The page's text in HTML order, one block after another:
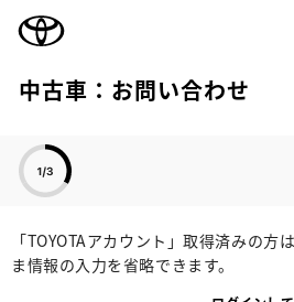
中古車：お問い合わせ
「TOYOTAアカウント」取得済みの方
ま情報の入力を省略できます。